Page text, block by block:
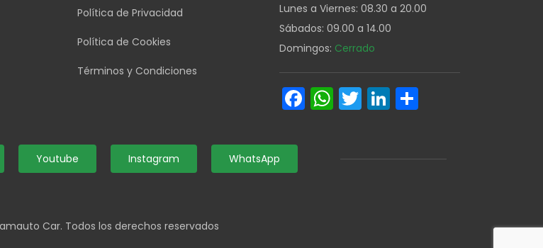
Política de Privacidad
Política de Cookies
Términos y Condiciones
Lunes a Viernes: 08.30 a 20.00
Sábados: 09.00 a 14.00
Domingos: Cerrado
Facebook
WhatsApp
TwitterLinkedIn
Youtube Instagram WhatsApp
Car. Todos los derechos reservados